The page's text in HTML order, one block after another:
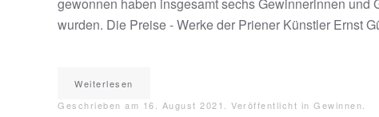
wurden. Die Preise - Werke der Priener Künstler Ernst
Weiterlesen
Geschrieben am 16. August 2021 . Veröffentlicht in Gewinnen